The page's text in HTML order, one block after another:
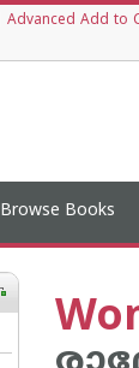
Advanced Add to
Browse Books